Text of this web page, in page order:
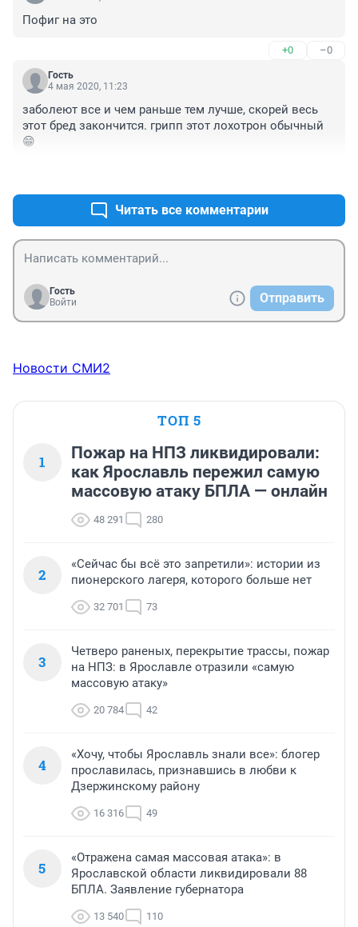
Пофиг на это
+0 –0
Гость
4 мая 2020, 11:23
заболеют все и чем раньше тем лучше, скорей весь
этот бред закончится. грипп этот лохотрон обычный
😁
Читать все комментарии
Гость
Войти
Отправить
Новости СМИ2
ТОП 5
1
Пожар на НПЗ ликвидировали:
как Ярославль пережил самую
массовую атаку БПЛА — онлайн
48 291 280
2
«Сейчас бы всё это запретили»: истории из
пионерского лагеря, которого больше нет
32 701 73
3
Четверо раненых, перекрытие трассы, пожар
на НПЗ: в Ярославле отразили «самую
массовую атаку»
20 784 42
4
«Хочу, чтобы Ярославль знали все»: блогер
прославилась, признавшись в любви к
Дзержинскому району
16 316 49
5
«Отражена самая массовая атака»: в
Ярославской области ликвидировали 88
БПЛА. Заявление губернатора
13 540 110